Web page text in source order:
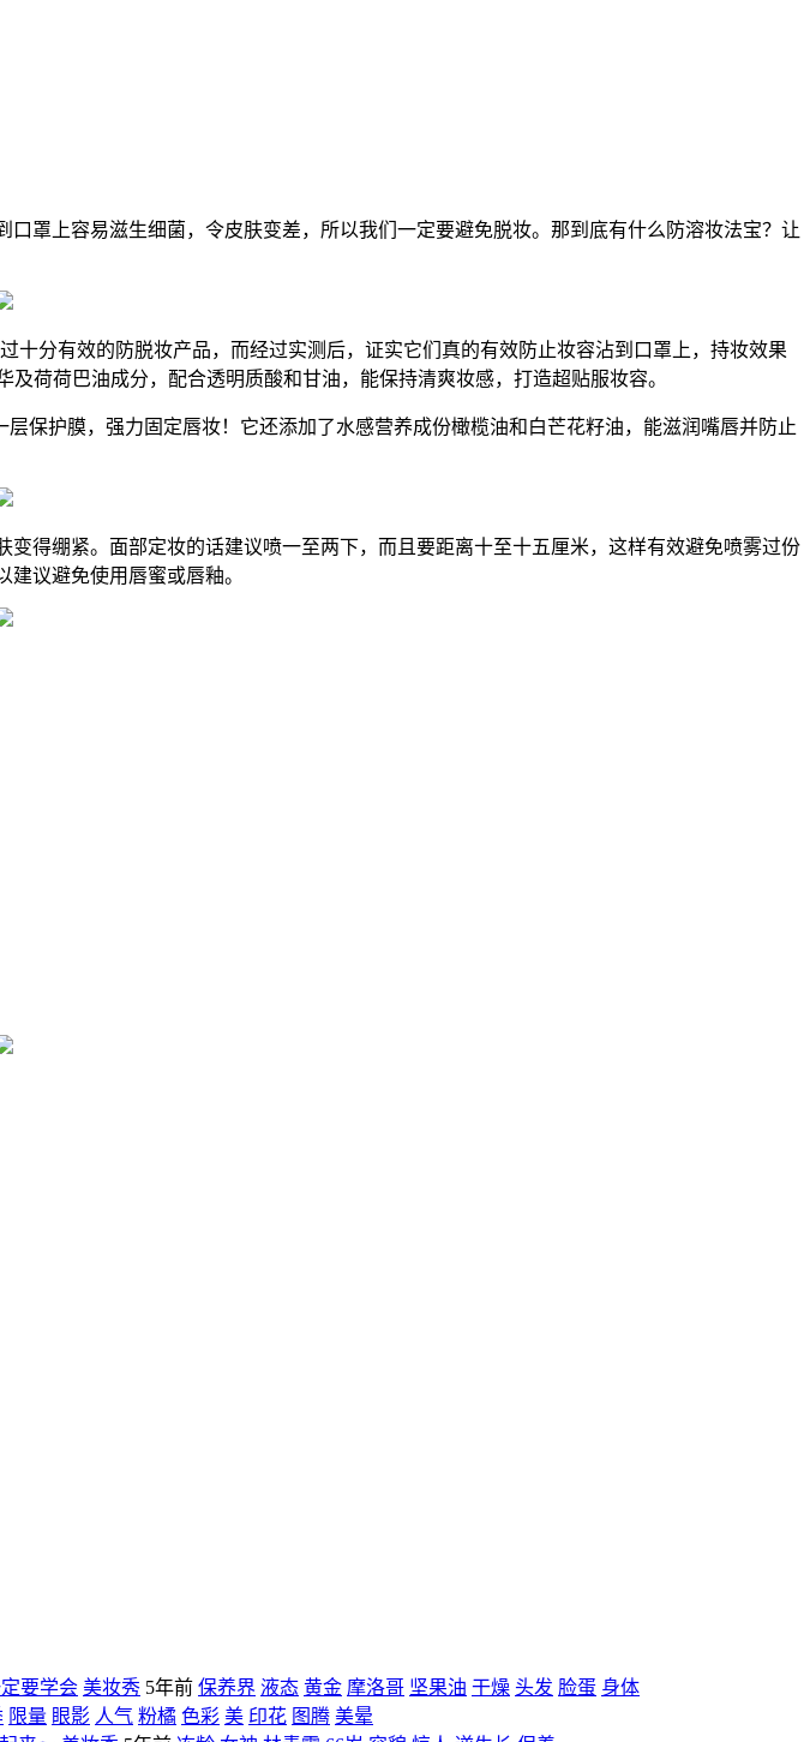
上容易滋生细菌，令皮肤变差，所以我们一定要避免脱妆。那到底有什么防溶妆法宝？让
十分有效的防脱妆产品，而经过实测后，证实它们真的有效防止妆容沾到口罩上，持妆效果
及荷荷巴油成分，配合透明质酸和甘油，能保持清爽妆感，打造超贴服妆容。
保护膜，强力固定唇妆！它还添加了水感营养成份橄榄油和白芒花籽油，能滋润嘴唇并防止
绷紧。面部定妆的话建议喷一至两下，而且要距离十至十五厘米，这样有效避免喷雾过份
议避免使用唇蜜或唇釉。
要学会 美妆秀 5年前 保养界 液态 黄金 摩洛哥 坚果油 干燥 头发 脸蛋 身体
限量 眼影 人气 粉橘 色彩 美 印花 图腾 美晕